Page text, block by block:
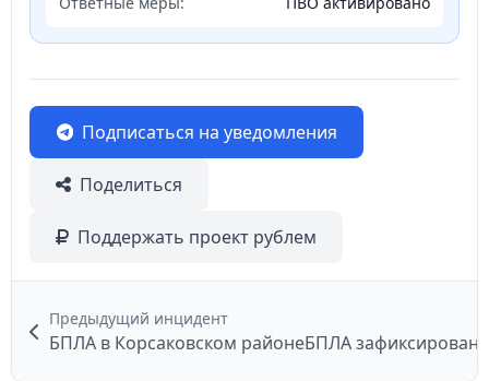
Подписаться на уведомления
Поделиться
Поддержать проект рублем
Предыдущий инцидент
БПЛА в Корсаковском районе